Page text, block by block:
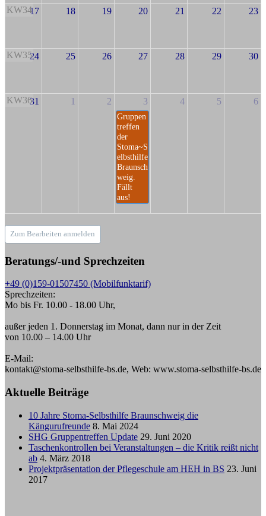
KW3417 18 19 20 21 22 23
KW3524 25 26 27 28 29 30
KW3631 1 2 3
Gruppen
treffen
der
Stoma~S
elbsthilfe
Braunsch
weig.
Fällt
aus!
4 5 6
Zum Bearbeiten anmelden
Beratungs/-und Sprechzeiten
+49 (0)159-01507450 (Mobilfunktarif)
Sprechzeiten:
Mo bis Fr. 10.00 - 18.00 Uhr,
außer jeden 1. Donnerstag im Monat, dann nur in der Zeit
von 10.00 – 14.00 Uhr
E-Mail:
kontakt@stoma-selbsthilfe-bs.de, Web: www.stoma-selbsthilfe-bs.de
Aktuelle Beiträge
10 Jahre Stoma-Selbsthilfe Braunschweig die
Kängurufreunde 8. Mai 2024
SHG Gruppentreffen Update 29. Juni 2020
Taschenkontrollen bei Veranstaltungen – die Kritik reißt nicht
ab 4. März 2018
Projektpräsentation der Pflegeschule am HEH in BS 23. Juni
2017